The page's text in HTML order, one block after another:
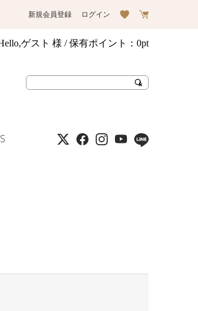
新規会員登録 ログイン
ゲスト 様 / 保有ポイント： 0pt